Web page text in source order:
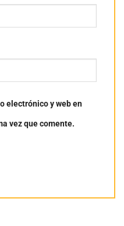
electrónico y web en
vez que comente.